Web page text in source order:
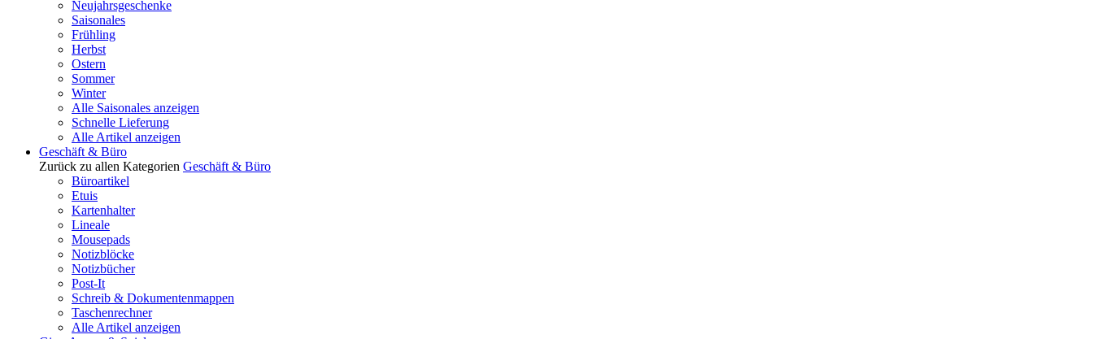
Neujahrsgeschenke
Saisonales
Frühling
Herbst
Ostern
Sommer
Winter
Alle Saisonales anzeigen
Schnelle Lieferung
Alle Artikel anzeigen
Geschäft & Büro
Zurück zu allen Kategorien Geschäft & Büro
Büroartikel
Etuis
Kartenhalter
Lineale
Mousepads
Notizblöcke
Notizbücher
Post-It
Schreib & Dokumentenmappen
Taschenrechner
Alle Artikel anzeigen